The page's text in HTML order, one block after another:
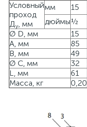
Условный
проход
Ду, мм
мм 15
дюймы½
Ø D, мм
15
A, мм
85
B, мм
49
Ø С, мм
32
L, мм
61
Масса, кг
0,20